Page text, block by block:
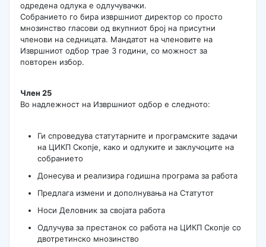
одредена одлука е одлучувачки.
Собранието го бира извршниот директор со просто
мнозинство гласови од вкупниот број на присутни
членови на седницата. Мандатот на членовите на
Извршниот одбор трае 3 години, со можност за
повторен избор.
Член 25
Во надлежност на Извршниот одбор е следното:
Ги спроведува статутарните и програмските задачи
на ЦИКП Скопје, како и одлуките и заклучоците на
собранието
Донесува и реализира годишна програма за работа
Предлага измени и дополнувања на Статутот
Носи Деловник за својата работа
Одлучува за престанок со работа на ЦИКП Скопје со
двотретинско мнозинство